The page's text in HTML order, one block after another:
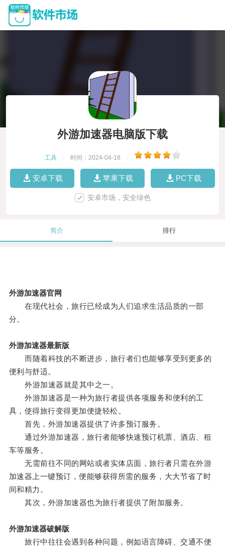
外游加速器电脑版下载
工具 时间：2024-04-18
安卓下载 苹果下载 PC下载
安卓市场，安全绿色
简介 排行
外游加速器官网
在现代社会，旅行已经成为人们追求生活品质的一部
分。
外游加速器最新版
而随着科技的不断进步，旅行者们也能够享受到更多的
便利与舒适。
外游加速器就是其中之一。
外游加速器是一种为旅行者提供各项服务和便利的工
具，使得旅行变得更加便捷轻松。
首先，外游加速器提供了许多预订服务。
通过外游加速器，旅行者能够快速预订机票、酒店、租
车等服务。
无需前往不同的网站或者实体店面，旅行者只需在外游
加速器上一键预订，便能够获得所需的服务，大大节省了时
间和精力。
其次，外游加速器也为旅行者提供了附加服务。
外游加速器破解版
旅行中往往会遇到各种问题，例如语言障碍、交通不便